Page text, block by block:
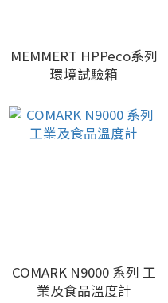
MEMMERT HPPeco系列
環境試驗箱
COMARK N9000 系列 工
業及食品溫度計